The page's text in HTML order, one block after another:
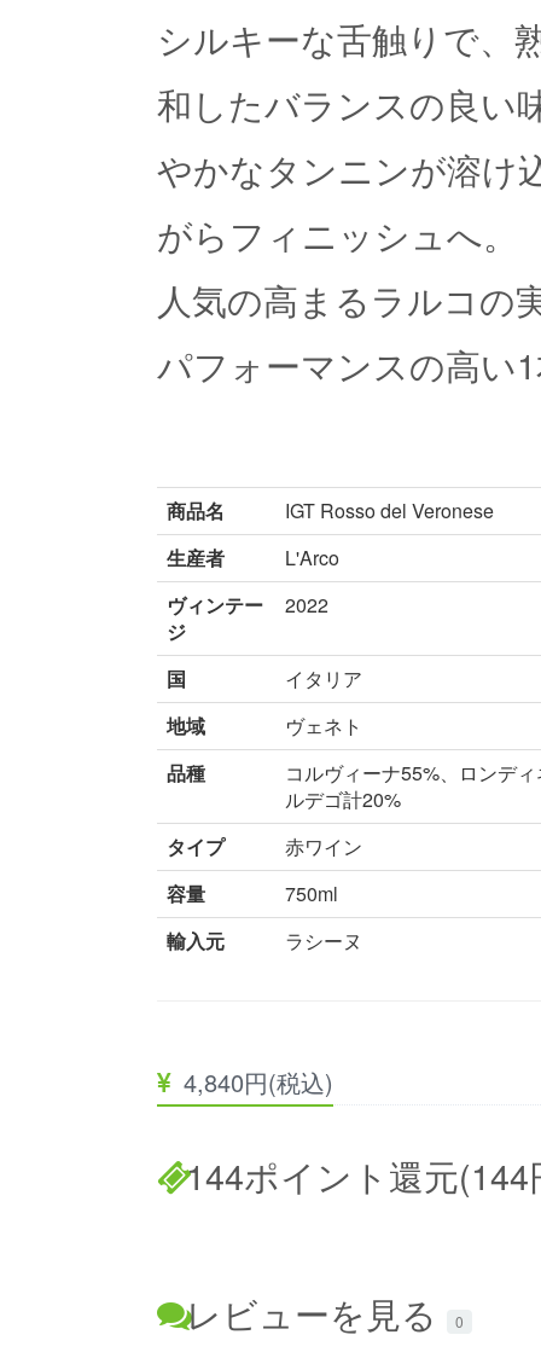
シルキーな舌触りで、
和したバランスの良い
やかなタンニンが溶け
がらフィニッシュへ。
人気の高まるラルコの
パフォーマンスの高い
商品名
IGT Rosso del Veronese
生産者
L'Arco
ヴィンテー
ジ
2022
国
イタリア
地域
ヴェネト
品種
コルヴィーナ55%、ロンデ
ルデゴ計20%
タイプ
赤ワイン
容量
750ml
輸入元
ラシーヌ
4,840円(税込)
144ポイント還元(144
レビューを見る 0